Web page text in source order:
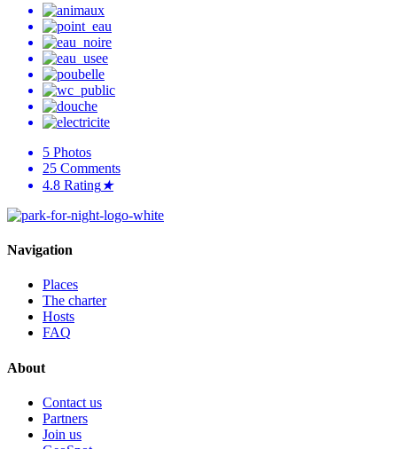
5 Photos
25 Comments
4.8 Rating★
Navigation
Places
The charter
Hosts
FAQ
About
Contact us
Partners
Join us